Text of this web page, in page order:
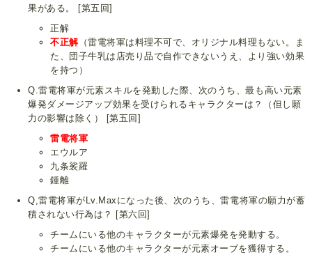
果がある。 [第五回]
正解
不正解（雷電将軍は料理不可で、オリジナル料理もない。ま
た、団子牛乳は店売り品で自作できないうえ、より強い効果
を持つ）
Q.雷電将軍が元素スキルを発動した際、次のうち、最も高い元素
爆発ダメージアップ効果を受けられるキャラクターは？（但し願
力の影響は除く） [第五回]
雷電将軍
エウルア
九条裟羅
鍾離
Q,雷電将軍がLv.Maxになった後、次のうち、雷電将軍の願力が蓄
積されない行為は？ [第六回]
チームにいる他のキャラクターが元素爆発を発動する。
チームにいる他のキャラクターが元素オーブを獲得する。